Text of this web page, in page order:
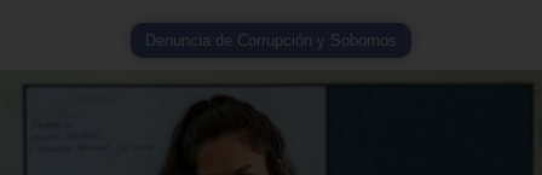
Denuncia de Corrupción y Sobornos